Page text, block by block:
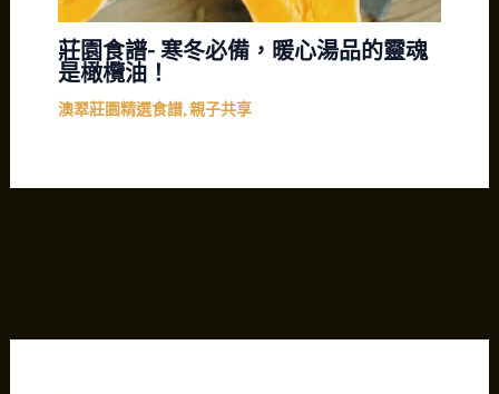
莊園食譜- 寒冬必備，暖心湯品的靈魂
是橄欖油！
澳翠莊園精選食譜,親子共享